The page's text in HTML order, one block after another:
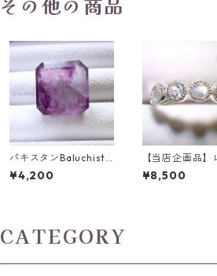
パキスタンBaluchista
n鉱山産フローライト
スクエアカットルース
¥4,200
【当店企画品】
ボームーンスト
(ホワイトラブ
¥8,500
CATEGORY